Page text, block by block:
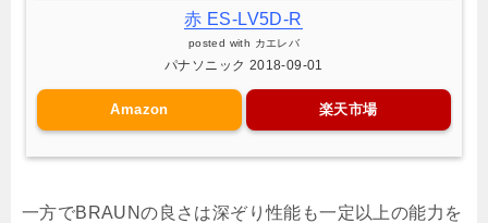
赤 ES-LV5D-R
posted with カエレバ
パナソニック 2018-09-01
Amazon 楽天市場
一方でBRAUNの良さは深ぞり性能も一定以上の能力を